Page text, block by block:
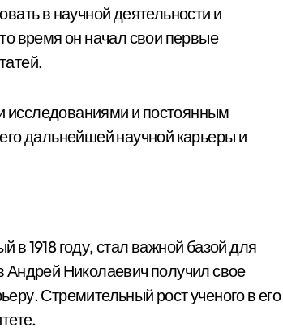
в научной деятельности и
время он начал свои первые
и постоянным
дальнейшей научной карьеры и
в 1918 году, стал важной базой для
Андрей Николаевич получил свое
Стремительный рост ученого в его